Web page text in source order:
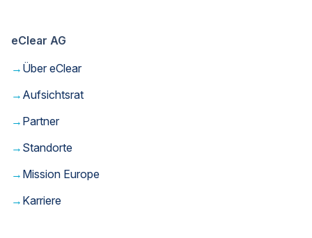
eClear AG
→ Über eClear
→ Aufsichtsrat
→ Partner
→ Standorte
→ Mission Europe
→ Karriere